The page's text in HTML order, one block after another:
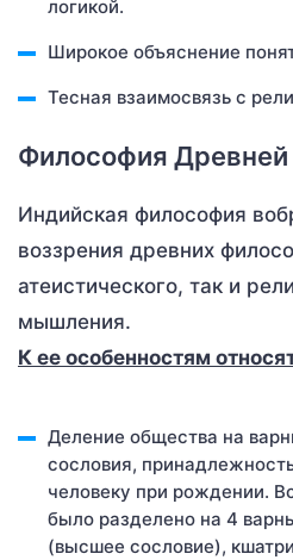
логикой.
Широкое объяснение
Тесная взаимосвязь с
Философия
Индийская философия
воззрения древних
атеистического, так и
мышления.
К ее особенностям
Деление общества на
сословия,
человеку при рождении.
было разделено на 4
(высшее сословие),